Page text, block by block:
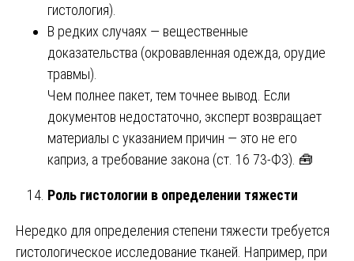
гистология).
В редких случаях — вещественные
доказательства (окровавленная одежда, орудие
травмы).
Чем полнее пакет, тем точнее вывод. Если
документов недостаточно, эксперт возвращает
материалы с указанием причин — это не его
каприз, а требование закона (ст. 16 73-ФЗ). 🧰
Роль гистологии в определении тяжести
Нередко для определения степени тяжести требуется
гистологическое исследование тканей. Например, при